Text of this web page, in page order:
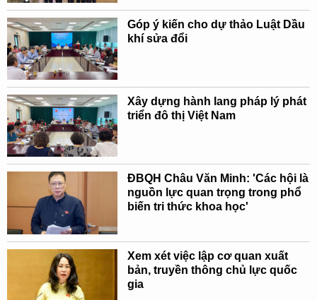
Góp ý kiến cho dự thảo Luật Dầu
khí sửa đổi
Xây dựng hành lang pháp lý phát
triển đô thị Việt Nam
ĐBQH Châu Văn Minh: 'Các hội là
nguồn lực quan trọng trong phổ
biến tri thức khoa học'
Xem xét việc lập cơ quan xuất
bản, truyền thông chủ lực quốc
gia